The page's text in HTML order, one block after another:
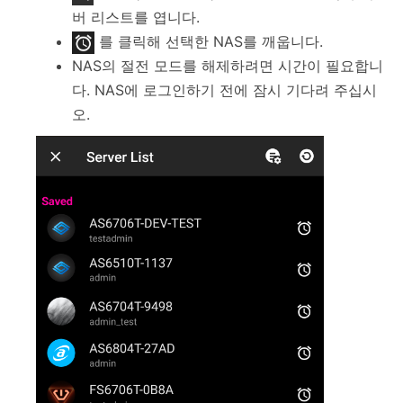
버 리스트를 엽니다.
를 클릭해 선택한 NAS를 깨웁니다.
NAS의 절전 모드를 해제하려면 시간이 필요합니
다. NAS에 로그인하기 전에 잠시 기다려 주십시
오.